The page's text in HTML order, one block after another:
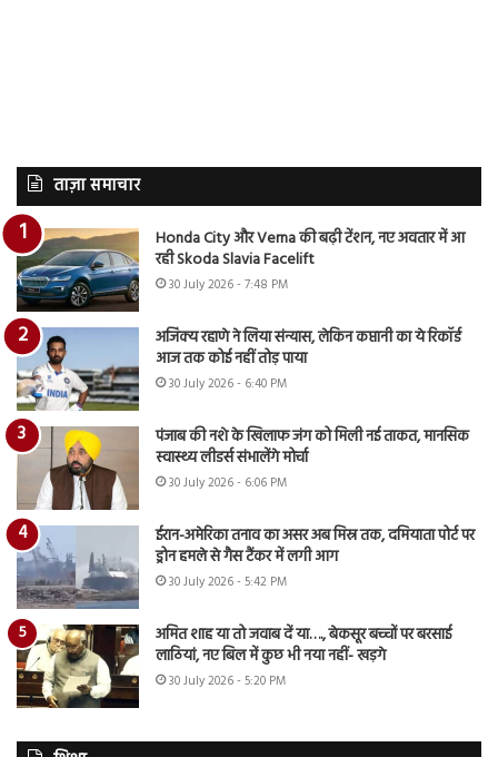
ताज़ा समाचार
Honda City और Verna की बढ़ी टेंशन, नए अवतार में आ
रही Skoda Slavia Facelift
30 July 2026 - 7:48 PM
अजिंक्य रहाणे ने लिया संन्यास, लेकिन कप्तानी का ये रिकॉर्ड
आज तक कोई नहीं तोड़ पाया
30 July 2026 - 6:40 PM
पंजाब की नशे के खिलाफ जंग को मिली नई ताकत, मानसिक
स्वास्थ्य लीडर्स संभालेंगे मोर्चा
30 July 2026 - 6:06 PM
ईरान-अमेरिका तनाव का असर अब मिस्र तक, दमियाता पोर्ट पर
ड्रोन हमले से गैस टैंकर में लगी आग
30 July 2026 - 5:42 PM
अमित शाह या तो जवाब दें या…., बेकसूर बच्चों पर बरसाई
लाठियां, नए बिल में कुछ भी नया नहीं- खड़गे
30 July 2026 - 5:20 PM